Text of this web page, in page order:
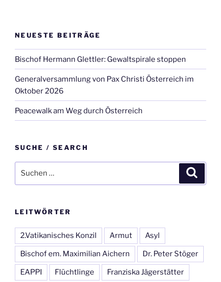
NEUESTE BEITRÄGE
Bischof Hermann Glettler: Gewaltspirale stoppen
Generalversammlung von Pax Christi Österreich im
Oktober 2026
Peacewalk am Weg durch Österreich
SUCHE / SEARCH
nach:
LEITWÖRTER
2.Vatikanisches Konzil Armut Asyl
Bischof em. Maximilian Aichern Dr. Peter Stöger
EAPPI Flüchtlinge Franziska Jägerstätter